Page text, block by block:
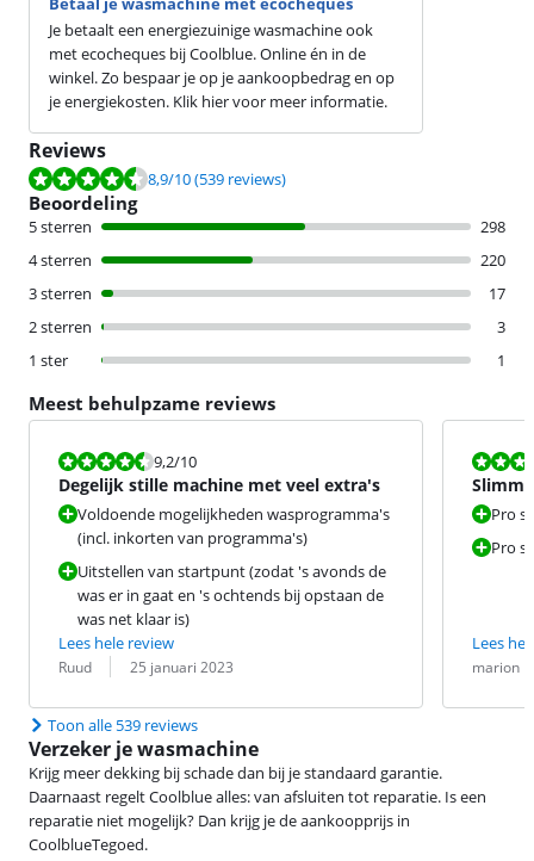
Je betaalt een energiezuinige wasmachine ook
met ecocheques bij Coolblue. Online én in de
winkel. Zo bespaar je op je aankoopbedrag en op
je energiekosten. Klik hier voor meer informatie.
Reviews
Beoordeling is 8,9 van de 10, gebaseerd op 539 reviews.
8,9/10(539 reviews)
Beoordeling
5 sterren
298
4 sterren
220
3 sterren
17
2 sterren
3
1 ster
1
Meest behulpzame reviews
Beoordeling is 9,2 van de 10.
9,2/10
Degelijk stille machine met veel extra's
Voldoende mogelijkheden wasprogramma's
(incl. inkorten van programma's)
Uitstellen van startpunt (zodat 's avonds de
was er in gaat en 's ochtends bij opstaan de
was net klaar is)
Lees hele review
Beoordeling door:
Ruud
Datum: 25 januari 2023
Pro
Pro
Lees
marion
Datum:
Toon alle 539 reviews
Verzeker je wasmachine
Krijg meer dekking bij schade dan bij je standaard garantie.
Daarnaast regelt Coolblue alles: van afsluiten tot reparatie. Is een
reparatie niet mogelijk? Dan krijg je de aankoopprijs in
CoolblueTegoed.